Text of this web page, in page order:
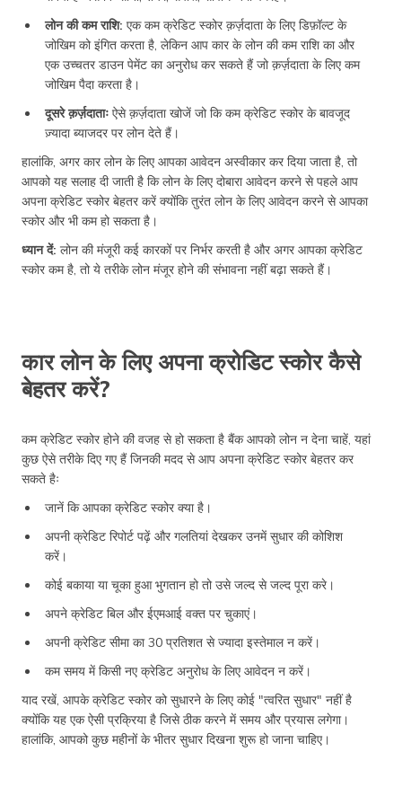
लोन की कम राशि: एक कम क्रेडिट स्कोर क़र्ज़दाता के लिए डिफ़ॉल्ट के
जोखिम को इंगित करता है, लेकिन आप कार के लोन की कम राशि का और
एक उच्चतर डाउन पेमेंट का अनुरोध कर सकते हैं जो क़र्ज़दाता के लिए कम
जोखिम पैदा करता है।
दूसरे क़र्ज़दाताः ऐसे क़र्ज़दाता खोजें जो कि कम क्रेडिट स्कोर के बावजूद
ज़्यादा ब्याजदर पर लोन देते हैं।
हालांकि, अगर कार लोन के लिए आपका आवेदन अस्वीकार कर दिया जाता है, तो
आपको यह सलाह दी जाती है कि लोन के लिए दोबारा आवेदन करने से पहले आप
अपना क्रेडिट स्कोर बेहतर करें क्योंकि तुरंत लोन के लिए आवेदन करने से आपका
स्कोर और भी कम हो सकता है।
ध्यान दें: लोन की मंजूरी कई कारकों पर निर्भर करती है और अगर आपका क्रेडिट
स्कोर कम है, तो ये तरीके लोन मंजूर होने की संभावना नहीं बढ़ा सकते हैं।
कार लोन के लिए अपना क्रोडिट स्कोर कैसे
बेहतर करें?
कम क्रेडिट स्कोर होने की वजह से हो सकता है बैंक आपको लोन न देना चाहें, यहां
कुछ ऐसे तरीके दिए गए हैं जिनकी मदद से आप अपना क्रेडिट स्कोर बेहतर कर
सकते हैः
जानें कि आपका क्रेडिट स्कोर क्या है।
अपनी क्रेडिट रिपोर्ट पढ़ें और गलतियां देखकर उनमें सुधार की कोशिश
करें।
कोई बकाया या चूका हुआ भुगतान हो तो उसे जल्द से जल्द पूरा करे।
अपने क्रेडिट बिल और ईएमआई वक्त पर चुकाएं।
अपनी क्रेडिट सीमा का 30 प्रतिशत से ज्यादा इस्तेमाल न करें।
कम समय में किसी नए क्रेडिट अनुरोध के लिए आवेदन न करें।
याद रखें, आपके क्रेडिट स्कोर को सुधारने के लिए कोई "त्वरित सुधार" नहीं है
क्योंकि यह एक ऐसी प्रक्रिया है जिसे ठीक करने में समय और प्रयास लगेगा।
हालांकि, आपको कुछ महीनों के भीतर सुधार दिखना शुरू हो जाना चाहिए।